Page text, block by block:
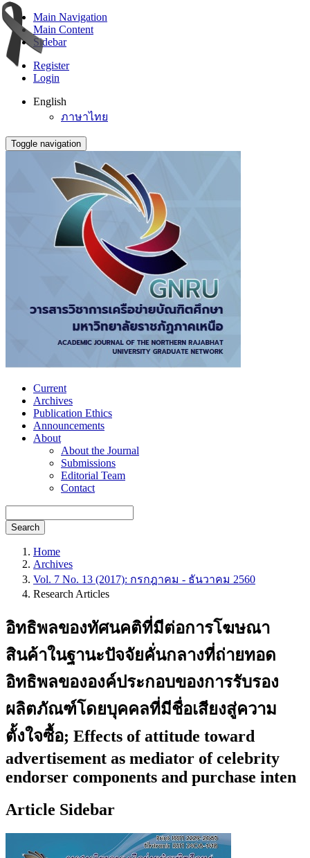
Main Navigation
Main Content
Sidebar
Register
Login
English
ภาษาไทย
Toggle navigation
Current
Archives
Publication Ethics
Announcements
About
About the Journal
Submissions
Editorial Team
Contact
Search
Home
Archives
Vol. 7 No. 13 (2017): กรกฎาคม - ธันวาคม 2560
Research Articles
อิทธิพลของทัศนคติที่มีต่อการโฆษณา
สินค้าในฐานะปัจจัยคั่นกลางที่ถ่ายทอด
อิทธิพลขององค์ประกอบของการรับรอง
ผลิตภัณฑ์โดยบุคคลที่มีชื่อเสียงสู่ความ
ตั้งใจซื้อ; Effects of attitude toward
advertisement as mediator of celebrity
endorser components and purchase inten
Article Sidebar